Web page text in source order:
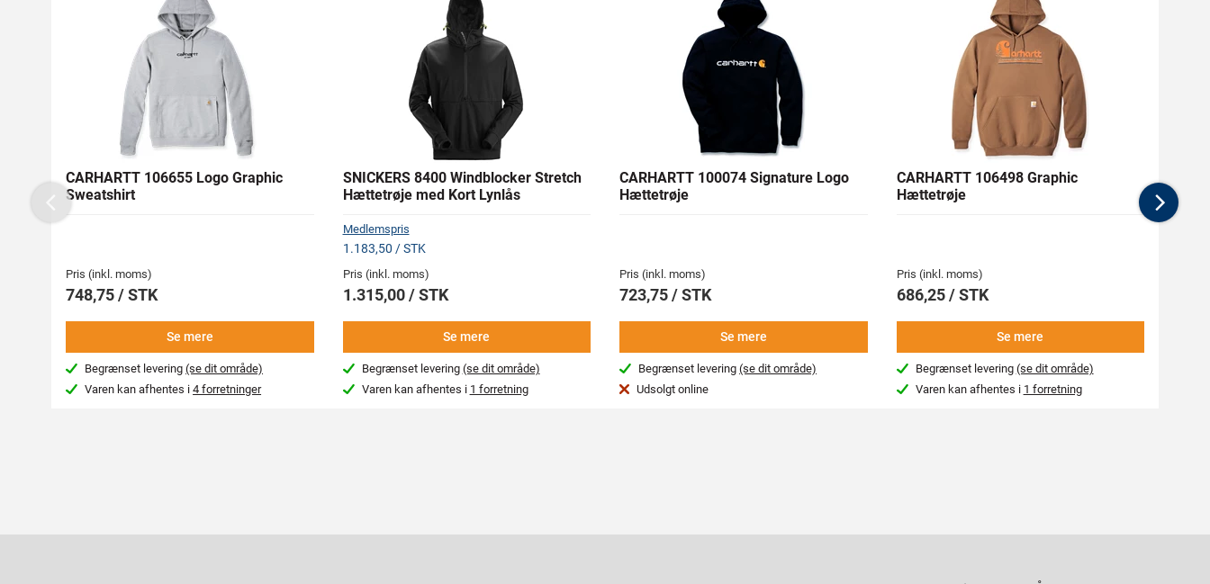
CARHARTT 106655 Logo Graphic
Sweatshirt
Pris (inkl. moms)
748,75 / STK
Se mere
Begrænset levering(se dit område)
Varen kan afhentes i4 forretninger
SNICKERS 8400 Windblocker Stretch
Hættetrøje med Kort Lynlås
Medlemspris
1.183,50 / STK
Pris (inkl. moms)
1.315,00 / STK
Se mere
Begrænset levering (se dit område)
Varen kan afhentes i 1 forretning
CARHARTT 100074 Signature Logo
Hættetrøje
Pris (inkl. moms)
723,75 / STK
Se mere
Begrænset levering(se dit område)
Udsolgt online
CARHARTT 106498 Graphic
Hættetrøje
Pris (inkl. moms)
686,25 / STK
Se mere
Begrænset levering (se dit område)
Varen kan afhentes i 1 forretning
Previous